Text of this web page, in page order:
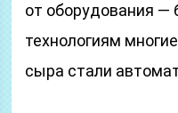
от оборудования —
технологиям
сыра стали